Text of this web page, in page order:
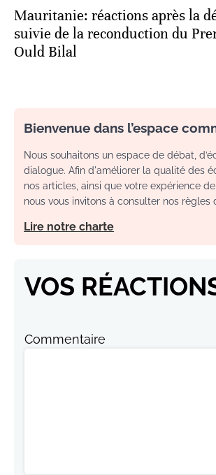
Mauritanie: réactions après la
suivie de la reconduction du
Ould Bilal
Bienvenue dans l’espace
Nous souhaitons un espace de débat,
dialogue. Afin d'améliorer la qualité des
nos articles, ainsi que votre expérience
nous vous invitons à consulter nos règles
Lire notre charte
VOS
Commentaire